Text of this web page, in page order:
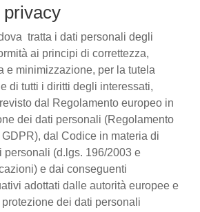
privacy
tratta i dati personali degli
ai principi di correttezza,
e minimizzazione, per la tutela
di tutti i diritti degli interessati,
dal Regolamento europeo in
dei dati personali (Regolamento
dal Codice in materia di
personali (d.lgs. 196/2003 e
e dai conseguenti
adottati dalle autorità europee e
dei dati personali